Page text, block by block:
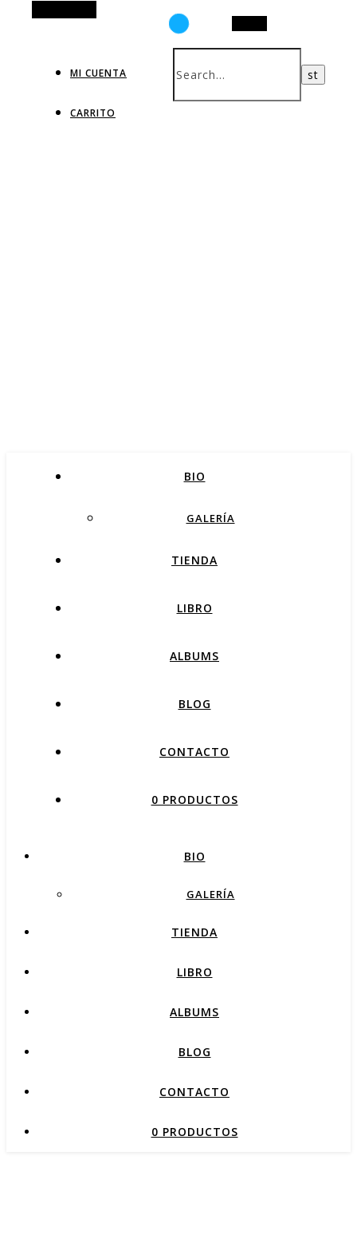
MI CUENTA
CARRITO
BIO
GALERÍA
TIENDA
LIBRO
ALBUMS
BLOG
CONTACTO
0 PRODUCTOS
BIO
GALERÍA
TIENDA
LIBRO
ALBUMS
BLOG
CONTACTO
0 PRODUCTOS